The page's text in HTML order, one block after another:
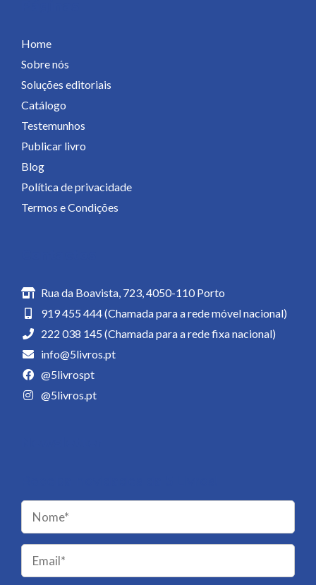
Home
Sobre nós
Soluções editoriais
Catálogo
Testemunhos
Publicar livro
Blog
Política de privacidade
Termos e Condições
Rua da Boavista, 723, 4050-110 Porto
919 455 444 (Chamada para a rede móvel nacional)
222 038 145 (Chamada para a rede fixa nacional)
info@5livros.pt
@5livrospt
@5livros.pt
Please
leave
this